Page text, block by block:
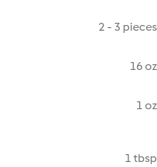
2 - 3 pieces
16 oz
1 oz
1 tbsp